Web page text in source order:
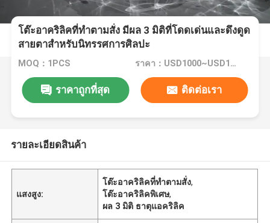
โต๊ะอาคริลิคที่ทําตามสั่ง มีผล 3 มิติที่โดดเด่นและดึงดูด
สายตาสําหรับนิทรรศการศิลปะ
MOQ：1PCS ราคา：USD1000~USD16000
ราคาถูกที่สุด ติดต่อเรา
รายละเอียดสินค้า
แสงสูง:
โต๊ะอาคริลิคที่ทําตามสั่ง,
โต๊ะอาคริลิคพิเศษ,
ผล 3 มิติ ธาตุแอคริลิค